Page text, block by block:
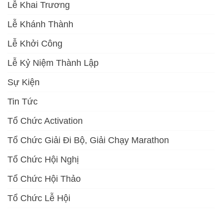
Lễ Khai Trương
Lễ Khánh Thành
Lễ Khởi Công
Lễ Kỷ Niệm Thành Lập
Sự Kiện
Tin Tức
Tổ Chức Activation
Tổ Chức Giải Đi Bộ, Giải Chạy Marathon
Tổ Chức Hội Nghị
Tổ Chức Hội Thảo
Tổ Chức Lễ Hội